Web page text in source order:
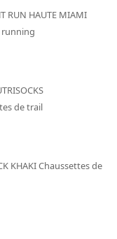
RUN HAUTE MIAMI
running
de trail
KHAKI Chaussettes de